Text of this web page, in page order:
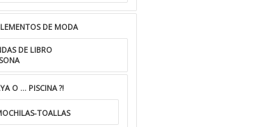
DE MODA
DE LIBRO
O ... PISCINA ?!
TOALLAS